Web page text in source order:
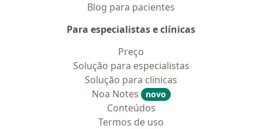
Blog para pacientes
Para especialistas e clínicas
Preço
Solução para especialistas
Solução para clinicas
Noa Notes
novo
Conteúdos
Termos de uso